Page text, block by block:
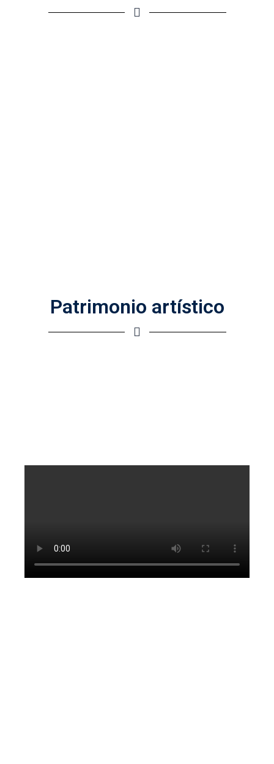
Patrimonio artístico